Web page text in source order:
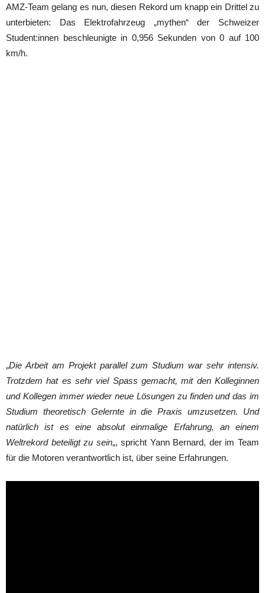
AMZ-Team gelang es nun, diesen Rekord um knapp ein Drittel zu
unterbieten: Das Elektrofahrzeug „mythen“ der Schweizer
Student:innen beschleunigte in 0,956 Sekunden von 0 auf 100
km/h.
„Die Arbeit am Projekt parallel zum Studium war sehr intensiv.
Trotzdem hat es sehr viel Spass gemacht, mit den Kolleginnen
und Kollegen immer wieder neue Lösungen zu finden und das im
Studium theoretisch Gelernte in die Praxis umzusetzen. Und
natürlich ist es eine absolut einmalige Erfahrung, an einem
Weltrekord beteiligt zu sein„, spricht Yann Bernard, der im Team
für die Motoren verantwortlich ist, über seine Erfahrungen.